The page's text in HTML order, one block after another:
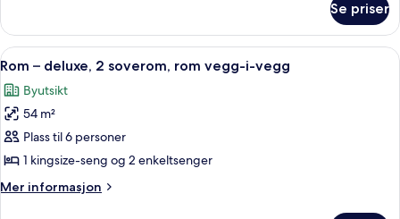
(Superior)
Se priser
Åpne
alle
bildene
av
Rom
–
deluxe,
2
Rom – deluxe, 2 soverom, rom
10
Rom – deluxe, 2 soverom, rom vegg-i-vegg
Byutsikt
54 m²
Plass til 6 personer
1 kingsize-seng og 2 enkeltsenger
Mer informasjon
Mer